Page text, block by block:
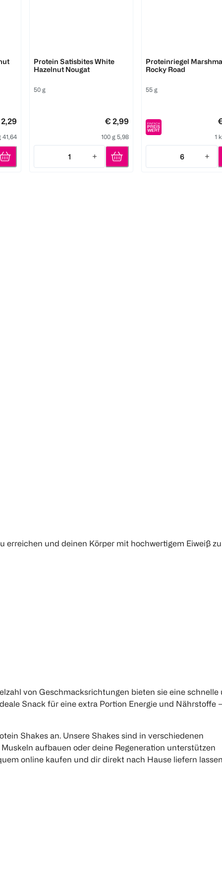
41,64
Protein Satisbites White
Hazelnut Nougat
50 g
€ 2,99
100 g 5,98
1
Quantity: 1
Proteinriegel
Rocky Road
55 g
1
6
Quantity: 6
erreichen und deinen Körper mit hochwertigem Eiweiß zu
von Geschmacksrichtungen bieten sie eine schnelle
Snack für eine extra Portion Energie und Nährstoffe
Shakes an. Unsere Shakes sind in verschiedenen
aufbauen oder deine Regeneration unterstützen
online kaufen und dir direkt nach Hause liefern